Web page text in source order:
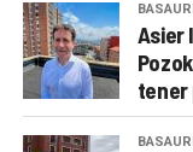
BASAURI
Asier
tener
BASAURI